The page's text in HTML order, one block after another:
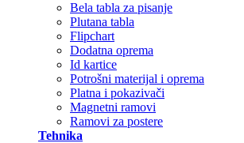
Bela tabla za pisanje
Plutana tabla
Flipchart
Dodatna oprema
Id kartice
Potrošni materijal i oprema
Platna i pokazivači
Magnetni ramovi
Ramovi za postere
Tehnika